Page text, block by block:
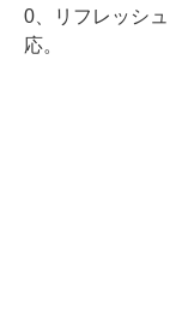
0、リフレッシ
応。